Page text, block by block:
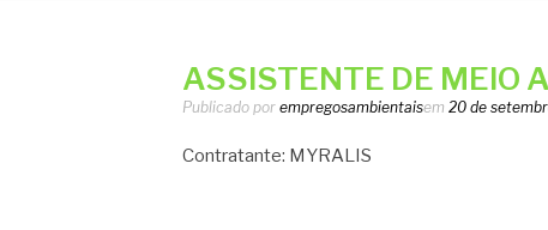
ASSISTENTE DE MEIO
Publicado por empregosambientaisem 20 de
Contratante: MYRALIS